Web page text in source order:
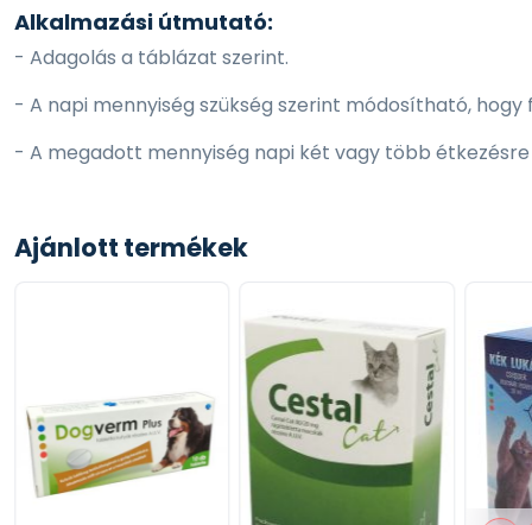
Alkalmazási útmutató:
- Adagolás a táblázat szerint.
- A napi mennyiség szükség szerint módosítható,
- A megadott mennyiség napi két vagy több
Tárolás:
D2 vitamin az eledel etetése során nem adható!
Kizárólag takarmányozási felhasználásra!
Összetétel: ​
búza, kukorica fehérje, cukorrépaszelet, halliszt,
Ajánlott termékek